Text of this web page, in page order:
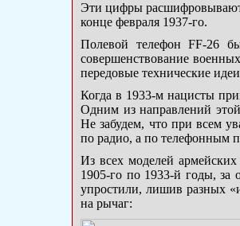
Эти цифры
конце февраля 1937-го.
Полевой телефон FF-26
совершенствование
передовые технические
Когда в 1933-м нацисты
Одним из направлений
Не забудем, что при всем
по радио, а по телефонным
Из всех моделей
1905-го по 1933-й годы, за
упростили, лишив разных
на рычаг: